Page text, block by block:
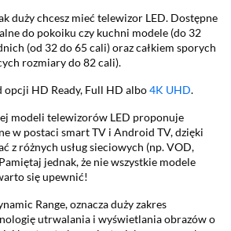
duży chcesz mieć telewizor LED. Dostępne
do pokoiku czy kuchni modele (do 32
(od 32 do 65 cali) oraz całkiem sporych
rozmiary do 82 cali).
opcji HD Ready, Full HD albo4K UHD.
modeli telewizorów LED proponuje
w postaci smart TV i Android TV, dzięki
z różnych usług sieciowych (np. VOD,
jednak, że nie wszystkie modele
się upewnić!
Range, oznacza duży zakres
utrwalania i wyświetlania obrazów o